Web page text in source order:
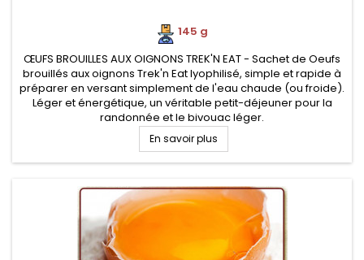
145 g
ŒUFS BROUILLES AUX OIGNONS TREK'N EAT - Sachet de Oeufs
brouillés aux oignons Trek'n Eat lyophilisé, simple et rapide à
préparer en versant simplement de l'eau chaude (ou froide).
Léger et énergétique, un véritable petit-déjeuner pour la
randonnée et le bivouac léger.
En savoir plus